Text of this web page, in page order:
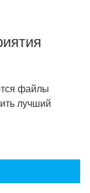
файлы
лучший
не найдено.